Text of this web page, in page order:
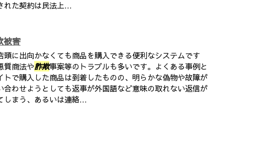
れた契約は民法上...
被害
頭に出向かなくても商品を購入できる便利なシステムです
質商法や詐欺事案等のトラブルも多いです。よくある事例と
トで購入した商品は到着したものの、明らかな偽物や故障が
合わせようとしても返事が外国語など意味の取れない返信が
しまう、あるいは連絡...